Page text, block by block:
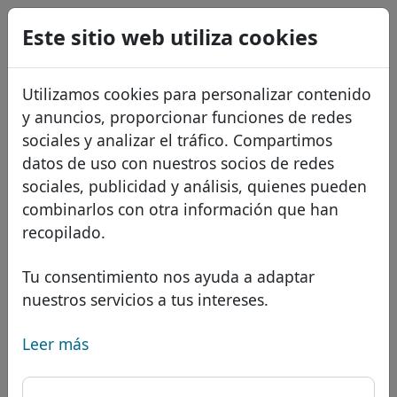
Este sitio web utiliza cookies
Utilizamos cookies para personalizar contenido
y anuncios, proporcionar funciones de redes
sociales y analizar el tráfico. Compartimos
datos de uso con nuestros socios de redes
sociales, publicidad y análisis, quienes pueden
combinarlos con otra información que han
recopilado.
Tu consentimiento nos ayuda a adaptar
nuestros servicios a tus intereses.
Leer más
Dominios
Base de datos de dominios
Dominios africanos
Dominios asiáticos
Dominios europeos
Dominios de Oriente Medio
Dominios norteamericanos
Lista de precios
Descuentos
Transferir
Buscar
Servicios
Protección de ID
Alojamiento DNS
WHOIS
USD
EUR
GBP
Français
Italiano
Português
Română
Eesti
Dominio .map - Nuevos